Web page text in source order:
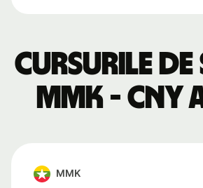
Cursurile de
MMK - CNY
MMK